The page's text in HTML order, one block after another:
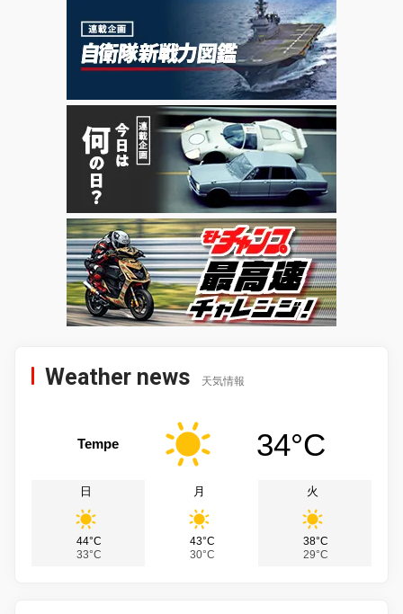
Weather news 天気情報
Tempe 34°C
日
44°C
33°C
月
43°C
30°C
火
38°C
29°C